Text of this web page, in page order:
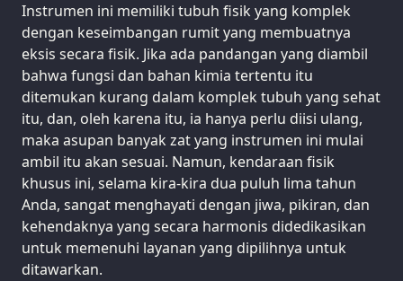
Instrumen ini memiliki tubuh fisik yang komplek
dengan keseimbangan rumit yang membuatnya
eksis secara fisik. Jika ada pandangan yang diambil
bahwa fungsi dan bahan kimia tertentu itu
ditemukan kurang dalam komplek tubuh yang sehat
itu, dan, oleh karena itu, ia hanya perlu diisi ulang,
maka asupan banyak zat yang instrumen ini mulai
ambil itu akan sesuai. Namun, kendaraan fisik
khusus ini, selama kira-kira dua puluh lima tahun
Anda, sangat menghayati dengan jiwa, pikiran, dan
kehendaknya yang secara harmonis didedikasikan
untuk memenuhi layanan yang dipilihnya untuk
ditawarkan.